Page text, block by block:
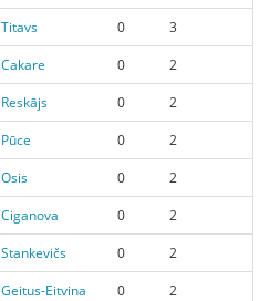
Titavs 0
3
Cakare 0
2
Reskājs 0
2
Pūce 0
2
Osis 0
2
Ciganova 0
2
Stankevičs 0
2
Geitus-Eitvina 0
2